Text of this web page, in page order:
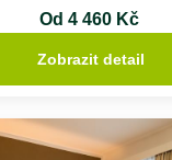
Od 4 460 Kč
Zobrazit detail